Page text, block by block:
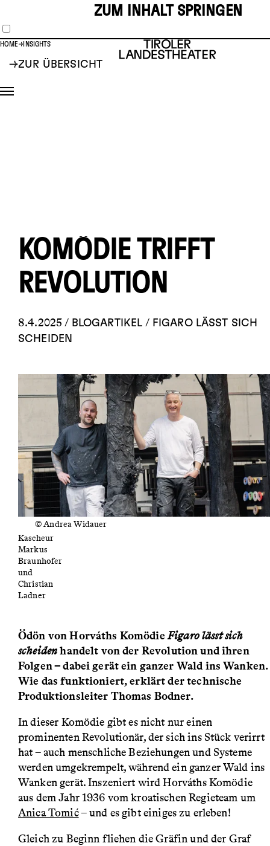
ZUM INHALT SPRINGEN
HOME INSIGHTS
ZUR ÜBERSICHT
KOMÖDIE TRIFFT
REVOLUTION
8.4.2025 / BLOGARTIKEL/ FIGARO LÄSST SICH
SCHEIDEN
© Andrea Widauer
Maler und
Kascheur
Markus
Braunhofer
und
Christian
Ladner
Ödön von Horváths KomödieFigaro lässt sich
scheidenhandelt von der Revolution und ihren
Folgen – dabei gerät ein ganzer Wald ins Wanken.
Wie das funktioniert, erklärt der technische
Produktionsleiter Thomas Bodner.
In dieser Komödie gibt es nicht nur einen
prominenten Revolutionär, der sich ins Stück verirrt
hat – auch menschliche Beziehungen und Systeme
werden umgekrempelt, während ein ganzer Wald ins
Wanken gerät. Inszeniert wird Horváths Komödie
aus dem Jahr 1936 vom kroatischen Regieteam um
Anica Tomić– und es gibt einiges zu erleben!
Gleich zu Beginn fliehen die Gräfin und der Graf